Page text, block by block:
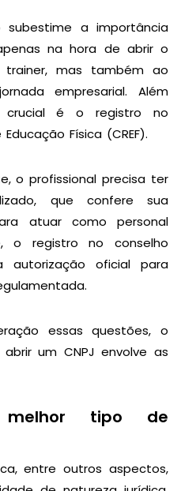
subestime a importância
na hora de abrir o
trainer, mas também ao
empresarial. Além
crucial é o registro no
Física (CREF).
o profissional precisa ter
que confere sua
atuar como personal
o registro no conselho
autorização oficial para
essas questões, o
um CNPJ envolve as
melhor tipo de
entre outros aspectos,